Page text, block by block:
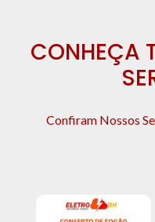
CONHEÇA
Confiram Nossos